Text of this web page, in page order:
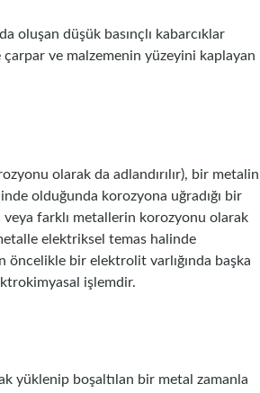
oluşan düşük basınçlı kabarcıklar
çarpar ve malzemenin yüzeyini kaplayan
olarak da adlandırılır), bir metalin
olduğunda korozyona uğradığı bir
farklı metallerin korozyonu olarak
elektriksel temas halinde
öncelikle bir elektrolit varlığında başka
işlemdir.
yüklenip boşaltılan bir metal zamanla